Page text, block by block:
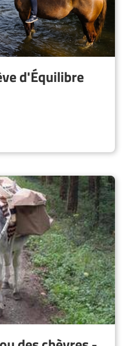
d'Équilibre